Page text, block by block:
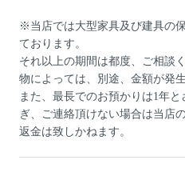
※当店では大型家具及び建具の
ております。
それ以上の期間は都度、ご相談く
物によっては、別途、金額が発
また、最長でのお預かりは1年
ぎ、ご連絡頂けない場合は当店
返金は致しかねます。